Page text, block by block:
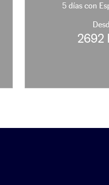
5 días con
2692